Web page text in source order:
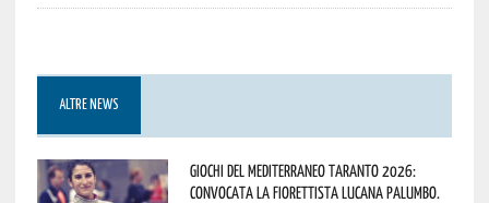
ALTRE NEWS
Giochi del Mediterraneo Taranto 2026:
convocata la fiorettista lucana Palumbo.